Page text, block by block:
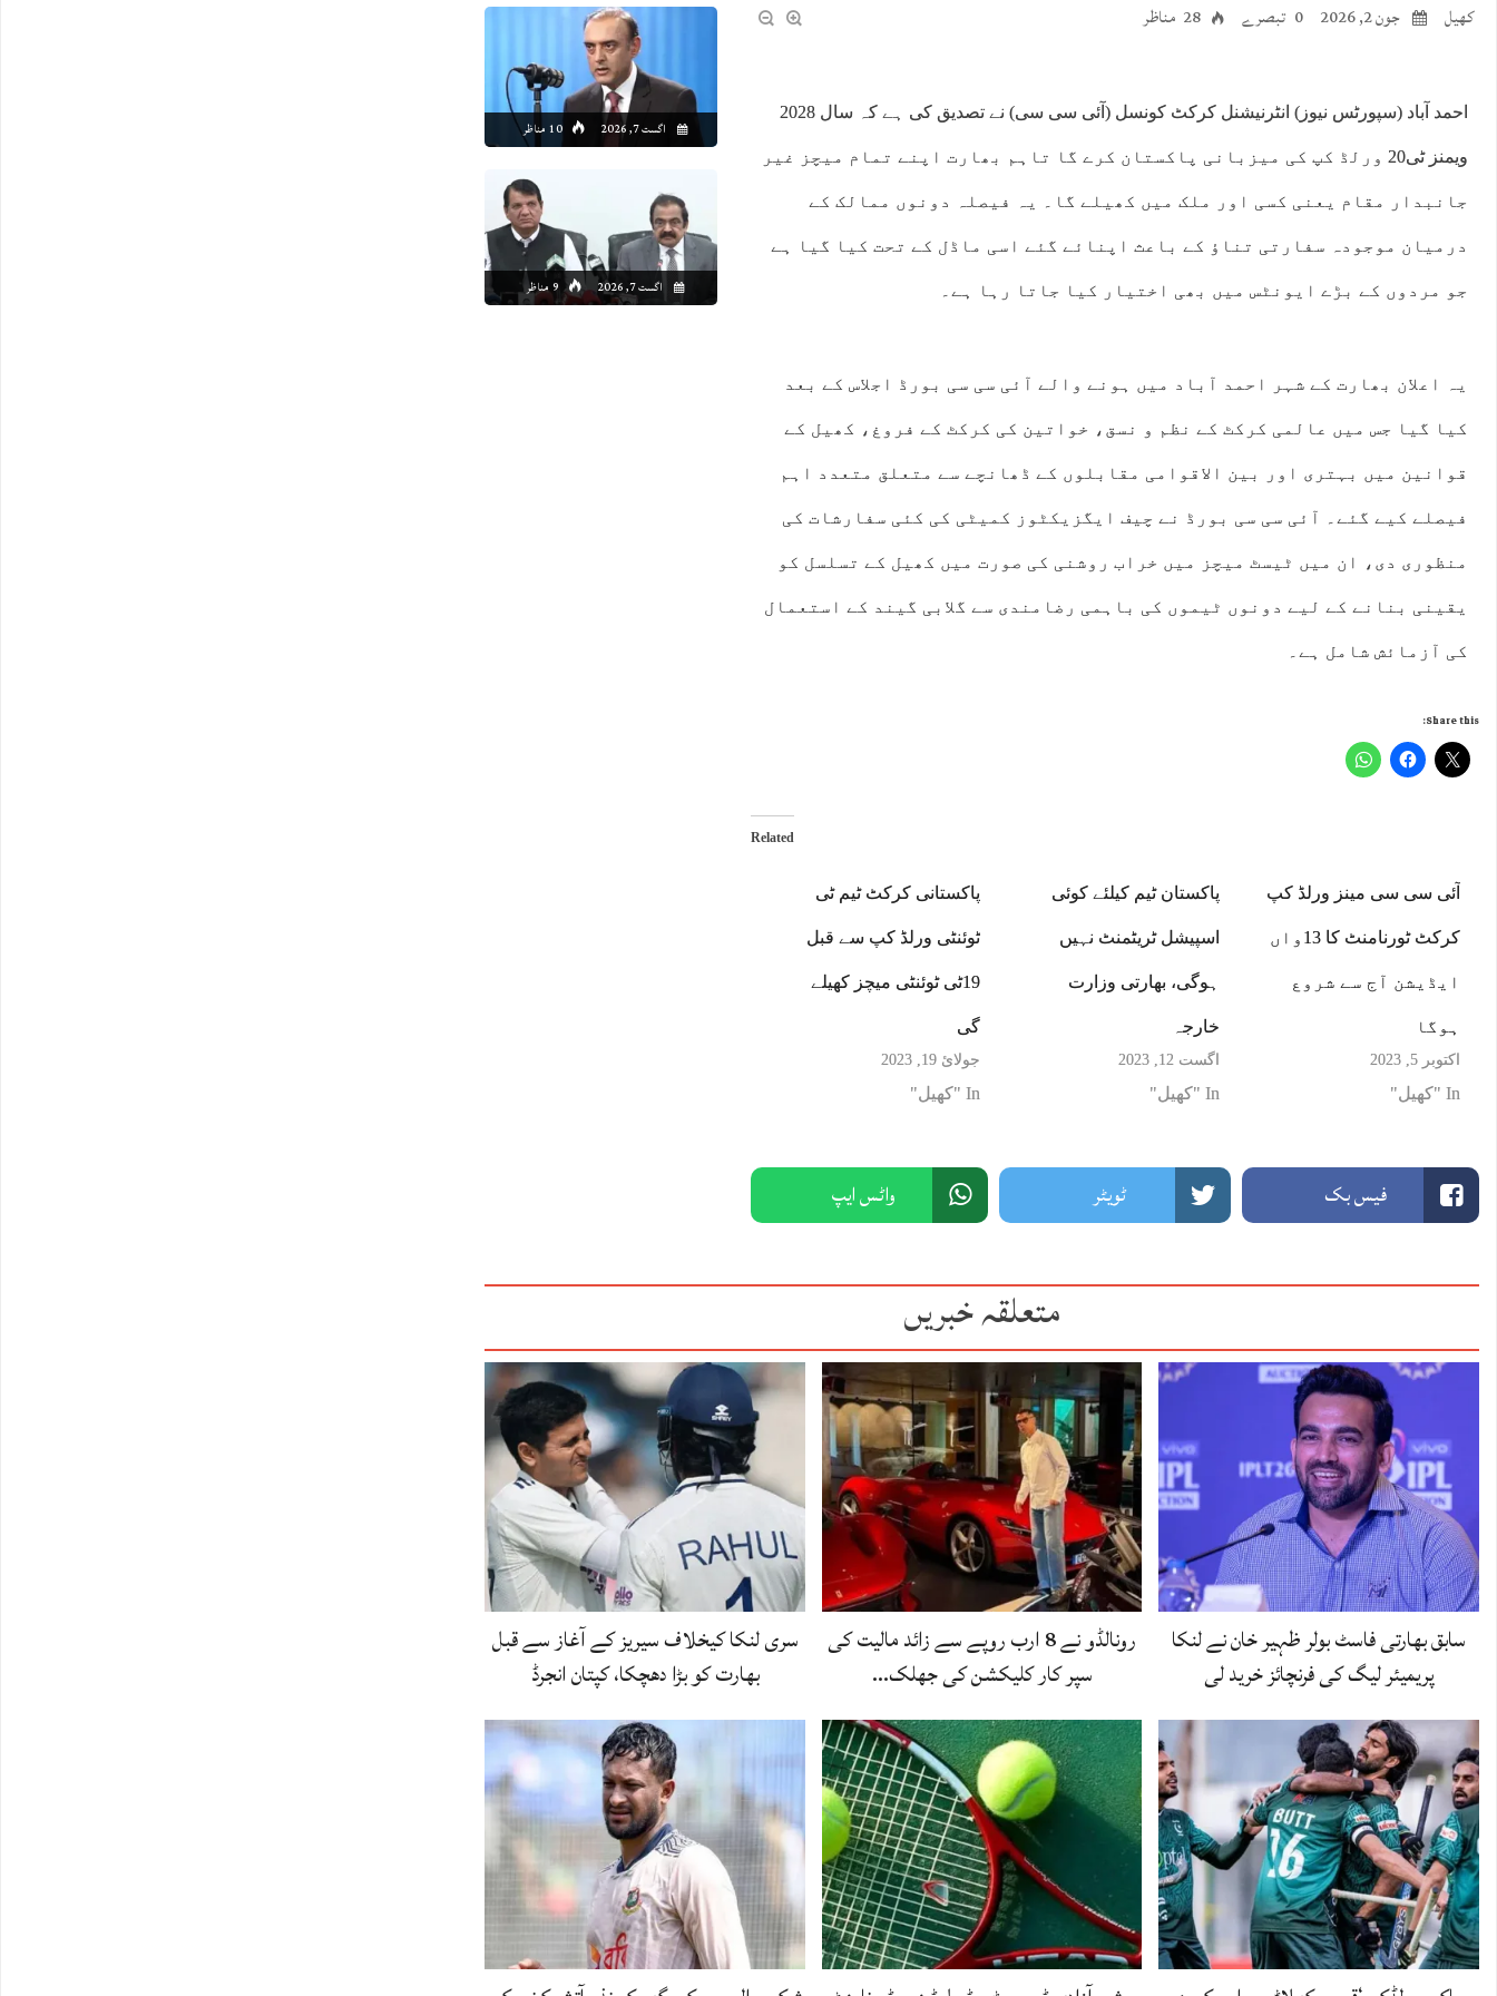
اگست 7, 2026 10 مناظر
اگست 7, 2026 9 مناظر
کھیل جون 2, 2026 0 تبصرے 28 مناظر
احمد آباد (سپورٹس نیوز) انٹرنیشنل کرکٹ کونسل (آئی سی سی) نے تصدیق کی ہے کہ سال 2028
ویمنز ٹی20 ورلڈ کپ کی میزبانی پاکستان کرے گا تاہم بھارت اپنے تمام میچز غیر
جانبدار مقام یعنی کسی اور ملک میں کھیلے گا۔ یہ فیصلہ دونوں ممالک کے
درمیان موجودہ سفارتی تناﺅ کے باعث اپنائے گئے اسی ماڈل کے تحت کیا گیا ہے
جو مردوں کے بڑے ایونٹس میں بھی اختیار کیا جاتا رہا ہے۔
یہ اعلان بھارت کے شہر احمد آباد میں ہونے والے آئی سی سی بورڈ اجلاس کے بعد
کیا گیا جس میں عالمی کرکٹ کے نظم و نسق، خواتین کی کرکٹ کے فروغ، کھیل کے
قوانین میں بہتری اور بین الاقوامی مقابلوں کے ڈھانچے سے متعلق متعدد اہم
فیصلے کیے گئے۔ آئی سی سی بورڈ نے چیف ایگزیکٹوز کمیٹی کی کئی سفارشات کی
منظوری دی، ان میں ٹیسٹ میچز میں خراب روشنی کی صورت میں کھیل کے تسلسل کو
یقینی بنانے کے لیے دونوں ٹیموں کی باہمی رضامندی سے گلابی گیند کے استعمال
کی آزمائش شامل ہے۔
Share this:
Related
پاکستانی کرکٹ ٹیم ٹی
ٹوئنٹی ورلڈ کپ سے قبل
19ٹی ٹوئنٹی میچز کھیلے
گی
جولائ 19, 2023
In "کھیل"
پاکستان ٹیم کیلئے کوئی
اسپیشل ٹریٹمنٹ نہیں
ہوگی، بھارتی وزارت
خارجہ
اگست 12, 2023
In "کھیل"
آئی سی سی مینز ورلڈ کپ
کرکٹ ٹورنامنٹ کا 13واں
ایڈیشن آج سے شروع
ہوگا
اکتوبر 5, 2023
In "کھیل"
فیس بک ٹویٹر واٹس ایپ
متعلقہ خبریں
سابق بھارتی فاسٹ بولر ظہیر خان نے لنکا
پریمیئر لیگ کی فرنچائز خرید لی
رونالڈو نے 8 ارب روپے سے زائد مالیت کی
سپر کار کلیکشن کی جھلک…
سری لنکا کیخلاف سیریز کے آغاز سے قبل
بھارت کو بڑا دھچکا، کپتان انجرڈ